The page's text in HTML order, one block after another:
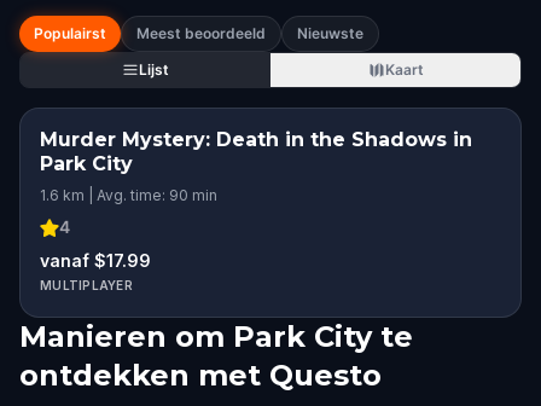
Populairst Meest beoordeeld
Nieuwste
Lijst
Kaart
Murder Mystery: Death in the Shadows in
Park City
1.6 km | Avg. time: 90 min
4
vanaf $17.99
MULTIPLAYER
Manieren om Park City te
ontdekken met Questo